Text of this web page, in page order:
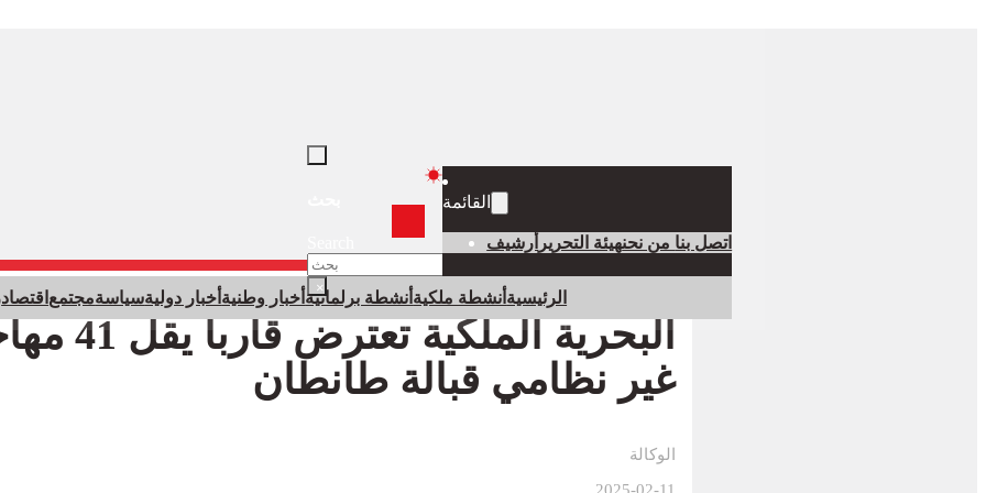
×
القائمة
اتصل بنا من نحنهيئة التحرير أرشيف
الرئيسية أنشطة ملكية أنشطة برلمانية أخبار وطنية أخبار دوليةسياسةمجتمع اقتصاد
البحرية الملكية
غير نظامي قبالة طانطان
الوكالة